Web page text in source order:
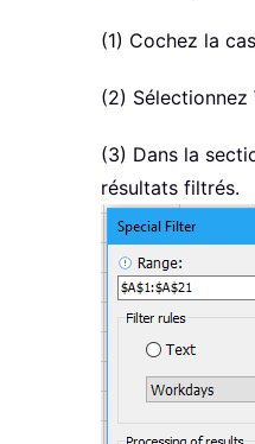
(1) Cochez la
(2) Sélectionnez
(3) Dans la
résultats filtrés.